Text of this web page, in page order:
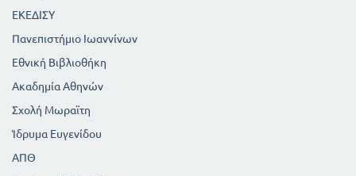
ΕΚΕΔΙΣΥ
Πανεπιστήμιο Ιωαννίνων
Εθνική Βιβλιοθήκη
Ακαδημία Αθηνών
Σχολή Μωραϊτη
Ίδρυμα Ευγενίδου
ΑΠΘ